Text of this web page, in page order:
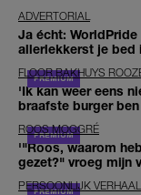
ADVERTORIAL
Ja écht:
allerlekkerst je bed
FLOOR BAKHUYS
'Ik kan weer eens
braafste burger
ROOS MOGGRÉ
'"Roos, waarom
gezet?" vroeg mijn
PERSOONLIJK VERHAAL